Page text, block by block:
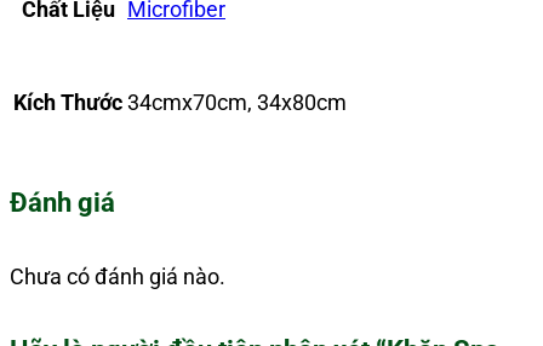
Chất Liệu Microfiber
Kích Thước34cmx70cm, 34x80cm
Đánh giá
Chưa có đánh giá nào.